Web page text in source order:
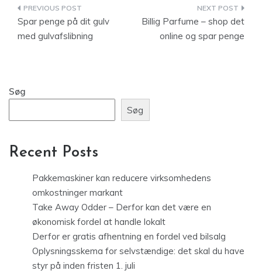
Indlægsnavigation
Spar penge på dit gulv
med gulvafslibning
Billig Parfume – shop det
online og spar penge
Søg
Søg
Recent Posts
Pakkemaskiner kan reducere virksomhedens
omkostninger markant
Take Away Odder – Derfor kan det være en
økonomisk fordel at handle lokalt
Derfor er gratis afhentning en fordel ved bilsalg
Oplysningsskema for selvstændige: det skal du have
styr på inden fristen 1. juli